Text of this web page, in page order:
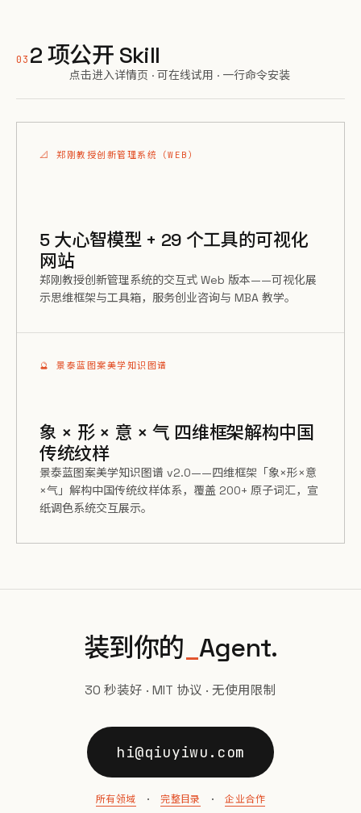
03 2 项公开 Skill
点击进入详情页 · 可在线试用 · 一行命令安装
📐 郑刚教授创新管理系统（WEB）
5 大心智模型 + 29 个工具的可视化
网站
郑刚教授创新管理系统的交互式 Web 版本——可视化展
示思维框架与工具箱，服务创业咨询与 MBA 教学。
🔮 景泰蓝图案美学知识图谱
象 × 形 × 意 × 气 四维框架解构中国
传统纹样
景泰蓝图案美学知识图谱 v2.0——四维框架「象×形×意
×气」解构中国传统纹样体系，覆盖 200+ 原子词汇，宣
纸调色系统交互展示。
装到你的 Agent.
30 秒装好 · MIT 协议 · 无使用限制
hi@qiuyiwu.com
所有领域 · 完整目录 · 企业合作